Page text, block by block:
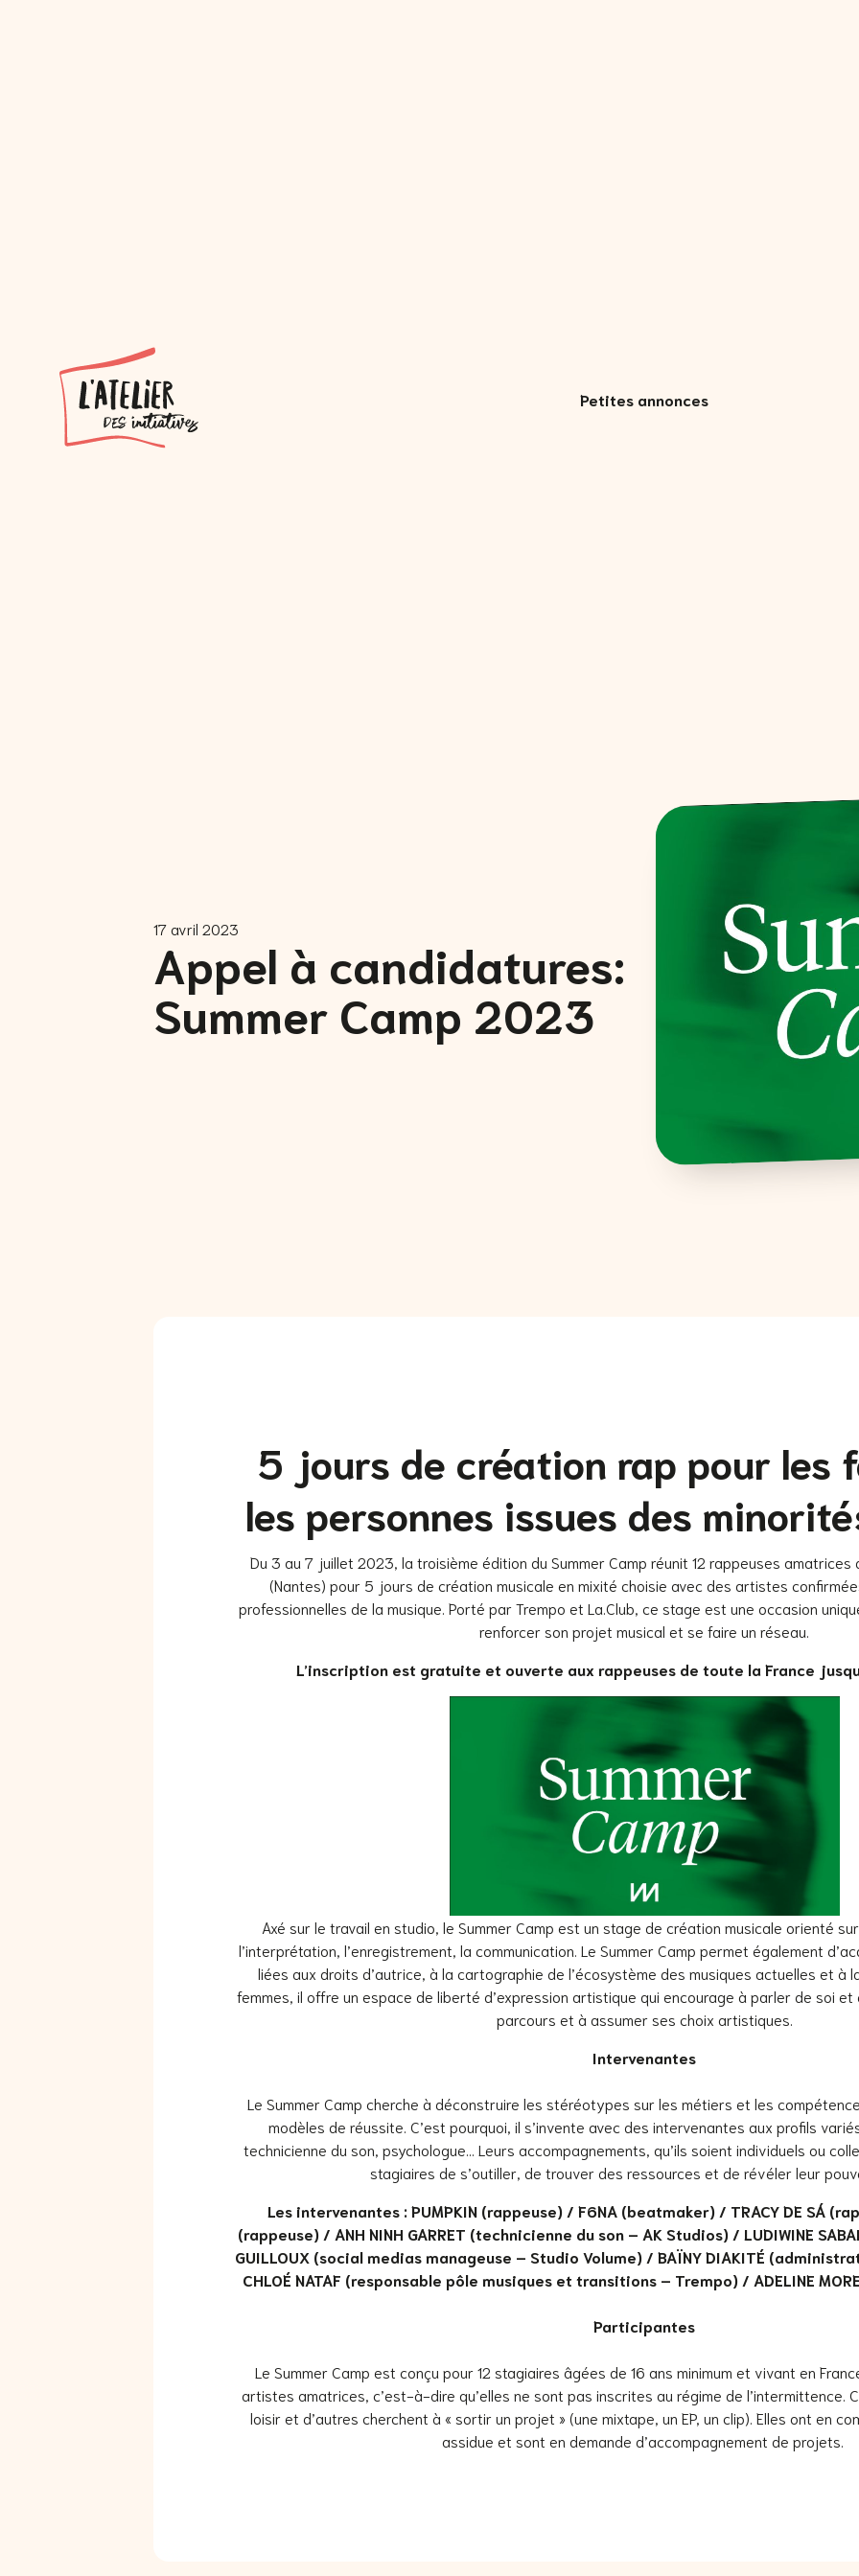
Petites annonces
17 avril 2023
Appel à candidatures:
Summer Camp 2023
5 jours de création rap pour les
les personnes issues des
Du 3 au 7 juillet 2023, la troisième édition du Summer Camp réunit 12 rappeuses
(Nantes) pour 5 jours de création musicale en mixité choisie avec des artistes
professionnelles de la musique. Porté par Trempo et La.Club, ce stage est une occasion
renforcer son projet musical et se faire un réseau.
L’inscription est gratuite et ouverte aux rappeuses de toute la France
Axé sur le travail en studio, le Summer Camp est un stage de création musicale orienté
l’interprétation, l’enregistrement, la communication. Le Summer Camp permet également
liées aux droits d’autrice, à la cartographie de l’écosystème des musiques actuelles et à
femmes, il offre un espace de liberté d’expression artistique qui encourage à parler de soi
parcours et à assumer ses choix artistiques.
Intervenantes
Le Summer Camp cherche à déconstruire les stéréotypes sur les métiers et les
modèles de réussite. C’est pourquoi, il s’invente avec des intervenantes aux profils
technicienne du son, psychologue… Leurs accompagnements, qu’ils soient individuels ou
stagiaires de s’outiller, de trouver des ressources et de révéler leur
Les intervenantes : PUMPKIN (rappeuse) / F6NA (beatmaker) / TRACY DE SÁ
(rappeuse) / ANH NINH GARRET (technicienne du son – AK Studios) / LUDIWINE
GUILLOUX (social medias manageuse – Studio Volume) / BAÏNY DIAKITÉ
CHLOÉ NATAF (responsable pôle musiques et transitions – Trempo) / ADELINE
Participantes
Le Summer Camp est conçu pour 12 stagiaires âgées de 16 ans minimum et vivant en
artistes amatrices, c’est-à-dire qu’elles ne sont pas inscrites au régime de l’intermittence.
loisir et d’autres cherchent à « sortir un projet » (une mixtape, un EP, un clip). Elles ont en
assidue et sont en demande d’accompagnement de projets.